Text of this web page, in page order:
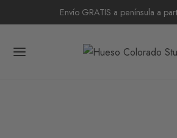
Envío GRATIS a península a